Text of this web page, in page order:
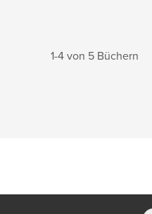
1-4 von 5 Büchern